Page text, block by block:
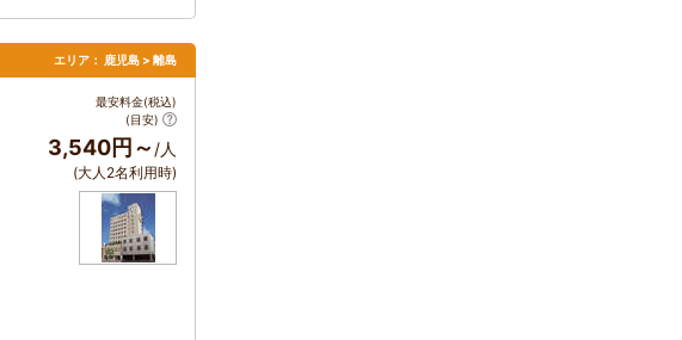
エリア： 鹿児島 > 離島
最安料金(税込)
(目安)
3,540円～/人
(大人2名利用時)